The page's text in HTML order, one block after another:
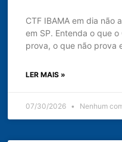
CTF IBAMA em dia não
em SP. Entenda o que
prova, o que não prova
LER MAIS »
07/30/2026 Nenhum